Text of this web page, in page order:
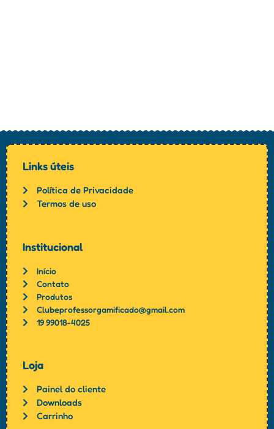
Links úteis
Política de Privacidade
Termos de uso
Institucional
Início
Contato
Produtos
Clubeprofessorgamificado@gmail.com
19 99018-4025
Loja
Painel do cliente
Downloads
Carrinho